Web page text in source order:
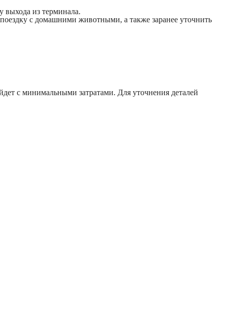
выхода из терминала.
с домашними животными, а также заранее уточнить
с минимальными затратами. Для уточнения деталей